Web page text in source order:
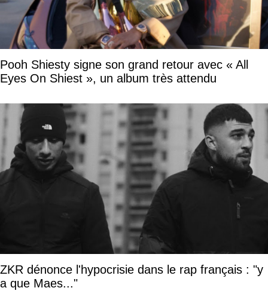
Pooh Shiesty signe son grand retour avec « All
Eyes On Shiest », un album très attendu
ZKR dénonce l'hypocrisie dans le rap français : "y
a que Maes..."